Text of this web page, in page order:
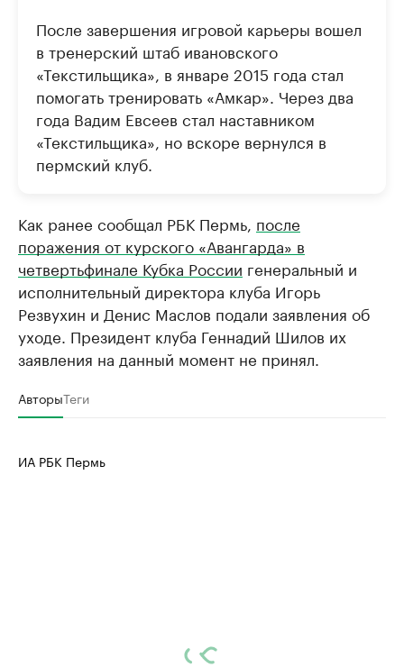
После завершения игровой карьеры вошел
в тренерский штаб ивановского
«Текстильщика», в январе 2015 года стал
помогать тренировать «Амкар». Через два
года Вадим Евсеев стал наставником
«Текстильщика», но вскоре вернулся в
пермский клуб.
Как ранее сообщал РБК Пермь, после
поражения от курского «Авангарда» в
четвертьфинале Кубка России генеральный и
исполнительный директора клуба Игорь
Резвухин и Денис Маслов подали заявления об
уходе. Президент клуба Геннадий Шилов их
заявления на данный момент не принял.
АвторыТеги
ИА РБК Пермь